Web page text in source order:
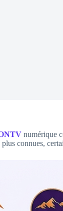
numérique
connues,